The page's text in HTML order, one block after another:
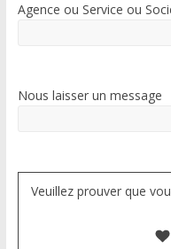
Agence ou Service ou
Nous laisser un message
Veuillez prouver que